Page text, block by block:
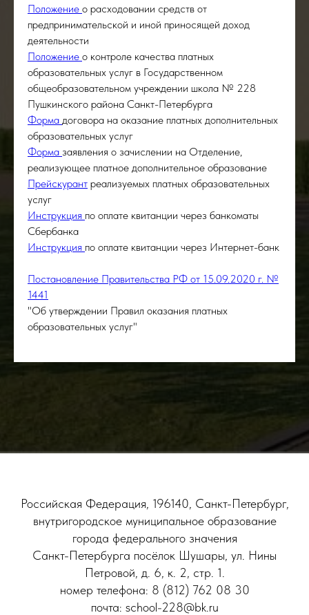
Положение о расходовании средств от
предпринимательской и иной приносящей доход
деятельности
Положение о контроле качества платных
образовательных услуг в Государственном
общеобразовательном учреждении школа № 228
Пушкинского района Санкт-Петербурга
Форма договора на оказание платных дополнительных
образовательных услуг
Форма заявления о зачислении на Отделение,
реализующее платное дополнительное образование
Прейскурант реализуемых платных образовательных
услуг
Инструкция по оплате квитанции через банкоматы
Сбербанка
Инструкция по оплате квитанции через Интернет-банк
Постановление Правительства РФ от 15.09.2020 г. №
1441
"Об утверждении Правил оказания платных
образовательных услуг"
Российская Федерация, 196140, Санкт-Петербург,
внутригородское муниципальное образование
города федерального значения
Санкт-Петербурга посёлок Шушары, ул. Нины
Петровой, д. 6, к. 2, стр. 1.
номер телефона: 8 (812) 762 08 30
почта: school-228@bk.ru